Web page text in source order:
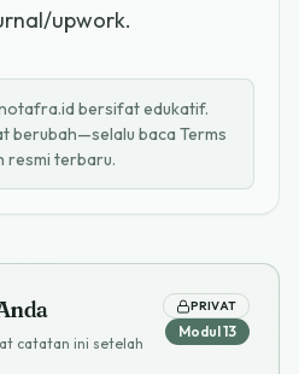
upwork.
bersifat edukatif.
berubah—selalu baca Terms
resmi terbaru.
catatan ini setelah
PRIVAT
Modul13